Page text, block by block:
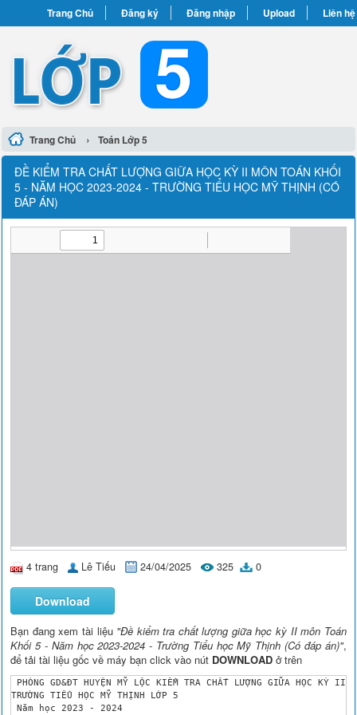
Trang Chủ Đăng ký Đăng nhập Upload Liên hệ
Trang Chủ › Toán Lớp 5
ĐỀ KIỂM TRA CHẤT LƯỢNG GIỮA HỌC KỲ II MÔN TOÁN KHỐI
5 - NĂM HỌC 2023-2024 - TRƯỜNG TIỂU HỌC MỸ THỊNH (CÓ
ĐÁP ÁN)
4 trang Lê Tiếu 24/04/2025 325 0
Download
Bạn đang xem tài liệu "Đề kiểm tra chất lượng giữa học kỳ II môn Toán
Khối 5 - Năm học 2023-2024 - Trường Tiểu học Mỹ Thịnh (Có đáp án)",
để tải tài liệu gốc về máy bạn click vào nút DOWNLOAD ở trên
PHÒNG GD&ĐT HUYỆN MỸ LỘC KIỂM TRA CHẤT LƯỢNG GIỮA HỌC KỲ II
TRƯỜNG TIỂU HỌC MỸ THỊNH LỚP 5
Năm học 2023 - 2024